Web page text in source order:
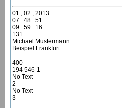
01 , 02 , 2013
07 : 48 : 51
09 : 59 : 16
131
Michael Mustermann
Beispiel Frankfurt
400
194 546-1
No Text
2
No Text
3